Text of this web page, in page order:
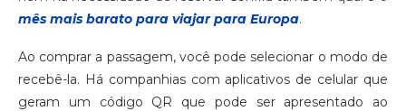
mês mais barato para viajar para Europa.
Ao comprar a passagem, você pode selecionar o modo de
recebê-la. Há companhias com aplicativos de celular que
geram um código QR que pode ser apresentado ao